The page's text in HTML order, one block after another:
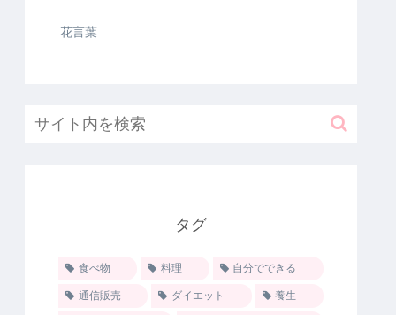
花言葉
タグ
食べ物 料理 自分でできる
通信販売 ダイエット 養生